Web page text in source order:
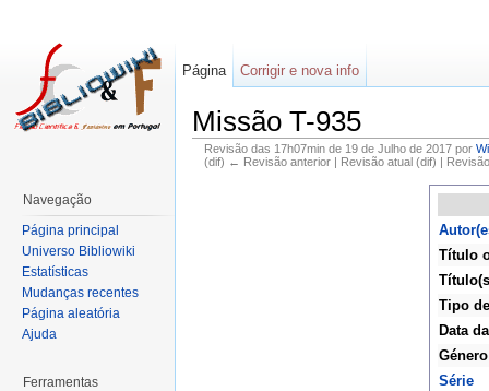
Missão T-935
Revisão das 17h07min de 19 de Julho de 2017 por
(dif) ← Revisão anterior | Revisão atual (dif) |
Título
Tipo
Data
Género
Série
Página Corrigir e nova info
Navegação
Página principal
Universo Bibliowiki
Estatísticas
Mudanças recentes
Página aleatória
Ajuda
Ferramentas